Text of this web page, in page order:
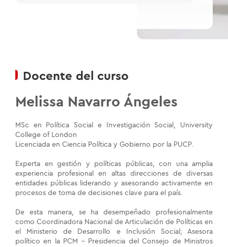
Docente del curso
Melissa Navarro Ángeles
MSc en Política Social e Investigación Social, University
College of London
Licenciada en Ciencia Política y Gobierno por la PUCP.
Experta en gestión y políticas públicas, con una amplia
experiencia profesional en altas direcciones de diversas
entidades públicas liderando y asesorando activamente en
procesos de toma de decisiones clave para el país.
De esta manera, se ha desempeñado profesionalmente
como Coordinadora Nacional de Articulación de Políticas en
el Ministerio de Desarrollo e Inclusión Social; Asesora
político en la PCM - Presidencia del Consejo de Ministros